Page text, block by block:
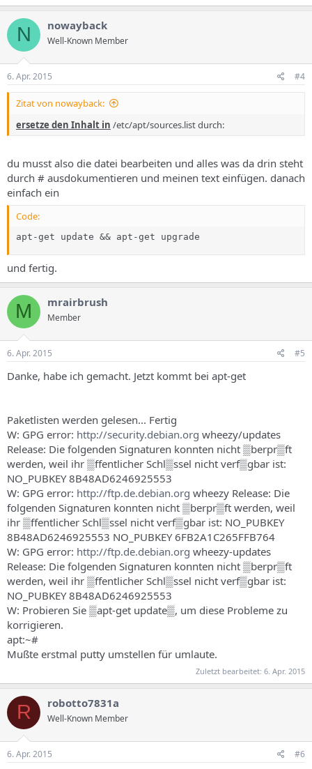
N nowayback
Well-Known Member
6. Apr. 2015 #4
Zitat von nowayback:
ersetze den Inhalt in /etc/apt/sources.list durch:
du musst also die datei bearbeiten und alles was da drin steht
durch # ausdokumentieren und meinen text einfügen. danach
einfach ein
Code:
apt-get update && apt-get upgrade
und fertig.
M mrairbrush
Member
6. Apr. 2015 #5
Danke, habe ich gemacht. Jetzt kommt bei apt-get
Paketlisten werden gelesen... Fertig
W: GPG error: http://security.debian.org wheezy/updates
Release: Die folgenden Signaturen konnten nicht ▒berpr▒ft
werden, weil ihr ▒ffentlicher Schl▒ssel nicht verf▒gbar ist:
NO_PUBKEY 8B48AD6246925553
W: GPG error: http://ftp.de.debian.org wheezy Release: Die
folgenden Signaturen konnten nicht ▒berpr▒ft werden, weil
ihr ▒ffentlicher Schl▒ssel nicht verf▒gbar ist: NO_PUBKEY
8B48AD6246925553 NO_PUBKEY 6FB2A1C265FFB764
W: GPG error: http://ftp.de.debian.org wheezy-updates
Release: Die folgenden Signaturen konnten nicht ▒berpr▒ft
werden, weil ihr ▒ffentlicher Schl▒ssel nicht verf▒gbar ist:
NO_PUBKEY 8B48AD6246925553
W: Probieren Sie ▒apt-get update▒, um diese Probleme zu
korrigieren.
apt:~#
Mußte erstmal putty umstellen für umlaute.
Zuletzt bearbeitet: 6. Apr. 2015
R robotto7831a
Well-Known Member
6. Apr. 2015 #6